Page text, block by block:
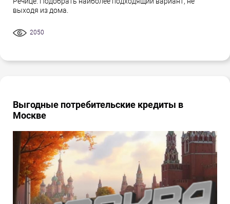
выходя из дома.
2050
Выгодные потребительские кредиты в
Москве